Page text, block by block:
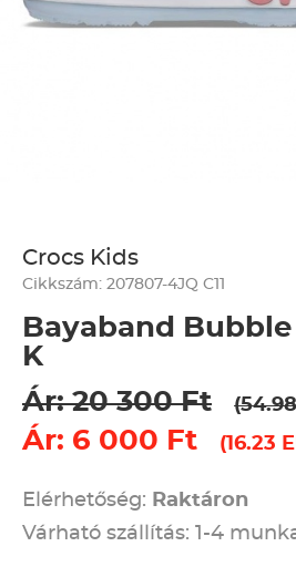
Crocs Kids
Cikkszám: 207807-4JQ C11
Bayaband
K
Ár: 20 300 Ft
Ár: 6 000 Ft (16.23
Elérhetőség: Raktáron
Várható szállítás: 1-4